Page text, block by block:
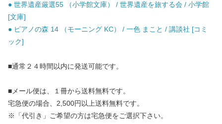
● 世界遺産厳選55 （小学館文庫） / 世界遺産を旅する会 / 小学館
[文庫]
● ピアノの森 14 （モーニング KC） / 一色 まこと / 講談社 [コミ
ック]
■通常２４時間以内に発送可能です。
■メール便は、１冊から送料無料です。
宅急便の場合、2,500円以上送料無料です。
※「代引き」ご希望の方は宅急便をご選択下さい。